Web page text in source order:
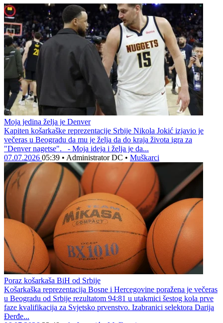
Moja jedina želja je Denver
Kapiten košarkaške reprezentacije Srbije Nikola Jokić izjavio je
večeras u Beogradu da mu je želja da do kraja života igra za
"Denver nagetse". - Moja ideja i želja je da...
07.07.2026 05:39 • Administrator DC • Muškarci
Poraz košarkaša BiH od Srbije
Košarkaška reprezentacija Bosne i Hercegovine poražena je večeras
u Beogradu od Srbije rezultatom 94:81 u utakmici šestog kola prve
faze kvalifikacija za Svjetsko prvenstvo. Izabranici selektora Darija
Đerđe...